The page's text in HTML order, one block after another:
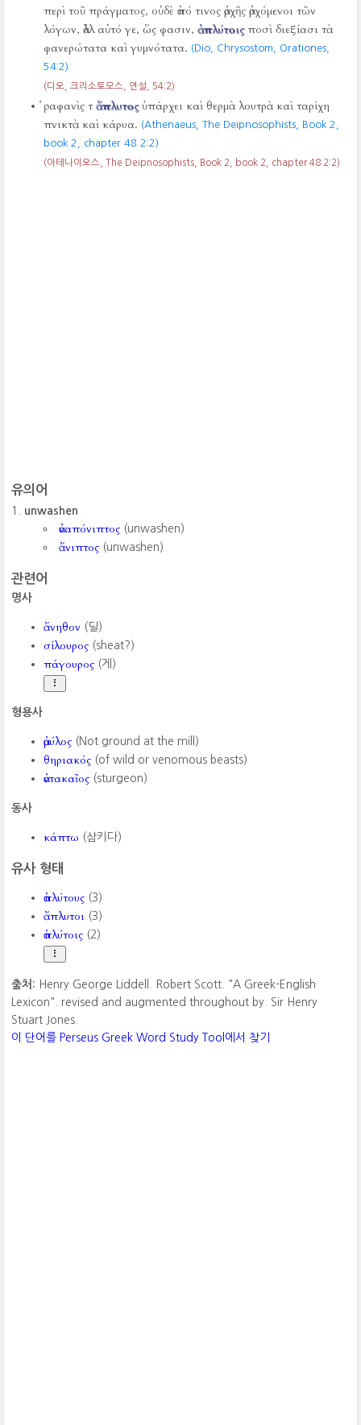
περὶ τοῦ πράγματος, οὐδὲ ἀπό τινος ἀρχῆς ἀρχόμενοι τῶν
λόγων, ἀλλ αὐτό γε, ὥς φασιν,ἀπλύτοιςποσὶ διεξίασι τὰ
φανερώτατα καὶ γυμνότατα. (Dio, Chrysostom, Orationes,
54:2)
(디오, 크리소토모스, 연설, 54:2)
ῥαφανὶς τἄπλυτοςὑπάρχει καὶ θερμὰ λουτρὰ καὶ ταρίχη
πνικτὰ καὶ κάρυα. (Athenaeus, The Deipnosophists, Book 2,
book 2, chapter 48 2:2)
(아테나이오스, The Deipnosophists, Book 2, book 2, chapter 48 2:2)
유의어
unwashen
ἀναπόνιπτος (unwashen)
ἄνιπτος (unwashen)
관련어
명사
ἄνηθον (딜)
σίλουρος (sheat?)
πάγουρος (게)
형용사
ἀμύλος (Not ground at the mill)
θηριακός (of wild or venomous beasts)
ἀντακαῖος (sturgeon)
동사
κάπτω (삼키다)
유사 형태
ἀπλύτους (3)
ἄπλυτοι (3)
ἀπλύτοις (2)
출처: Henry George Liddell. Robert Scott. "A Greek-English
Lexicon". revised and augmented throughout by. Sir Henry
Stuart Jones.
이 단어를 Perseus Greek Word Study Tool에서 찾기